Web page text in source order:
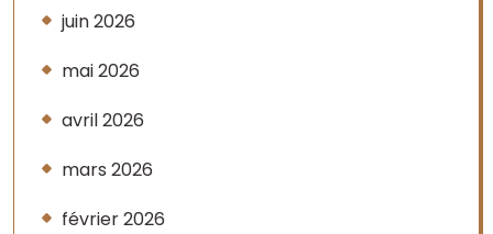
juin 2026
mai 2026
avril 2026
mars 2026
février 2026